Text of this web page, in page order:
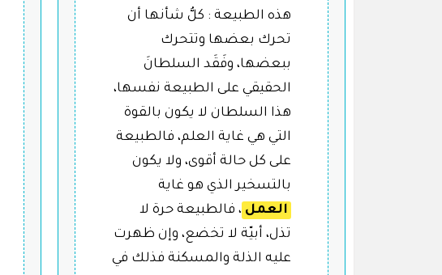
هذه الطبيعة : كلُّ شأنها أن
تحرك بعضها وتتحرك
ببعضها، وفَقَد السلطانَ
الحقيقي على الطبيعة نفسها،
هذا السلطان لا يكون بالقوة
التي هي غاية العلم، فالطبيعة
على كل حالة أقوى، ولا يكون
بالتسخير الذي هو غاية
العمل ، فالطبيعة حرة لا
تذل، أبيّة لا تخضع، وإن ظهرت
عليه الذلة والمسكنة فذلك في